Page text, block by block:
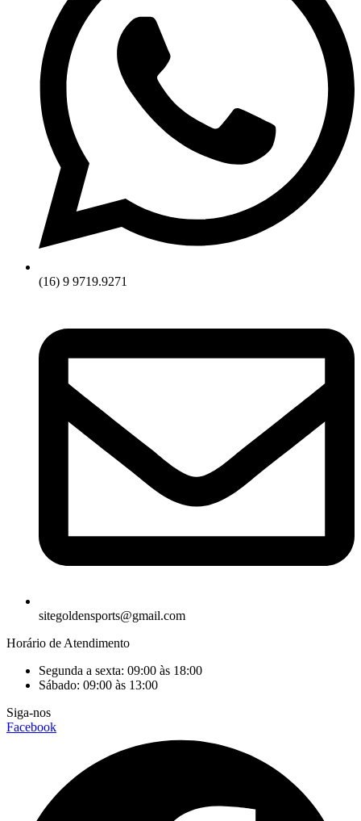
(16) 9 9719.9271
sitegoldensports@gmail.com
Horário de Atendimento
Segunda a sexta: 09:00 às 18:00
Sábado: 09:00 às 13:00
Siga-nos
Facebook